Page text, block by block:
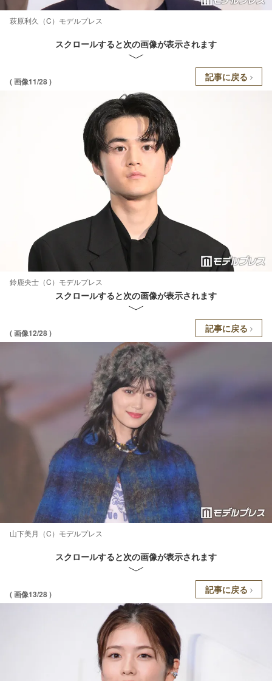
萩原利久（C）モデルプレス
スクロールすると次の画像が表示されます
( 画像11/28 ) 記事に戻る
鈴鹿央士（C）モデルプレス
スクロールすると次の画像が表示されます
( 画像12/28 ) 記事に戻る
山下美月（C）モデルプレス
スクロールすると次の画像が表示されます
( 画像13/28 ) 記事に戻る